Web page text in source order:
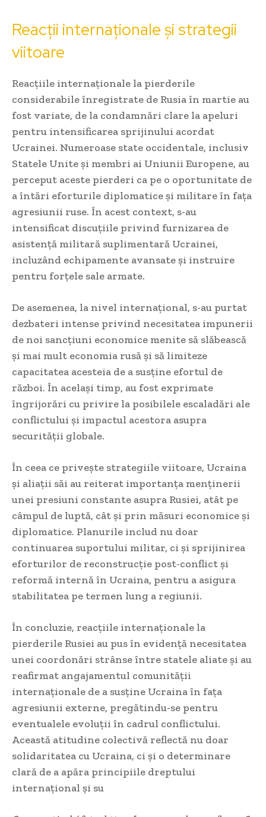
Reacții internaționale și strategii
viitoare
Reacțiile internaționale la pierderile
considerabile înregistrate de Rusia în martie au
fost variate, de la condamnări clare la apeluri
pentru intensificarea sprijinului acordat
Ucrainei. Numeroase state occidentale, inclusiv
Statele Unite și membri ai Uniunii Europene, au
perceput aceste pierderi ca pe o oportunitate de
a întări eforturile diplomatice și militare în fața
agresiunii ruse. În acest context, s-au
intensificat discuțiile privind furnizarea de
asistență militară suplimentară Ucrainei,
incluzând echipamente avansate și instruire
pentru forțele sale armate.
De asemenea, la nivel internațional, s-au purtat
dezbateri intense privind necesitatea impunerii
de noi sancțiuni economice menite să slăbească
și mai mult economia rusă și să limiteze
capacitatea acesteia de a susține efortul de
război. În același timp, au fost exprimate
îngrijorări cu privire la posibilele escaladări ale
conflictului și impactul acestora asupra
securității globale.
În ceea ce privește strategiile viitoare, Ucraina
și aliații săi au reiterat importanța menținerii
unei presiuni constante asupra Rusiei, atât pe
câmpul de luptă, cât și prin măsuri economice și
diplomatice. Planurile includ nu doar
continuarea suportului militar, ci și sprijinirea
eforturilor de reconstrucție post-conflict și
reformă internă în Ucraina, pentru a asigura
stabilitatea pe termen lung a regiunii.
În concluzie, reacțiile internaționale la
pierderile Rusiei au pus în evidență necesitatea
unei coordonări strânse între statele aliate și au
reafirmat angajamentul comunității
internaționale de a susține Ucraina în fața
agresiunii externe, pregătindu-se pentru
eventualele evoluții în cadrul conflictului.
Această atitudine colectivă reflectă nu doar
solidaritatea cu Ucraina, ci și o determinare
clară de a apăra principiile dreptului
internațional și su